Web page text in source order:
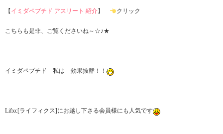
【 イミダペプチド アスリート 紹介】 クリック
こちらも是非、ご覧くださいね～☆♪★
イミダペプチド 私は 効果抜群！！
Lifxc[ライフィクス]にお越し下さる会員様にも人気です